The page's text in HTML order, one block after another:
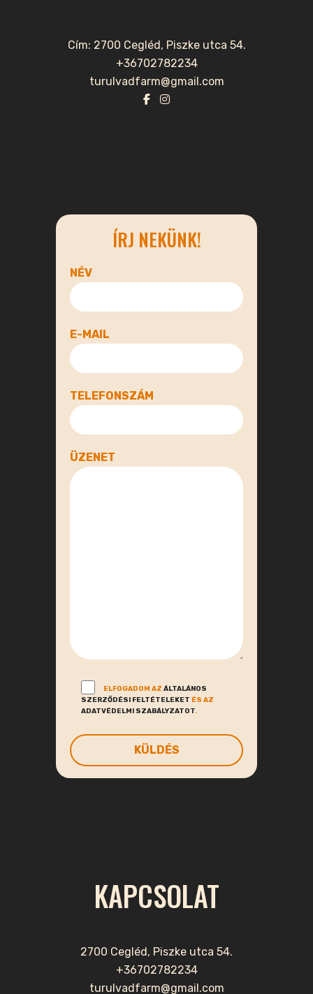
Cím: 2700 Cegléd, Piszke utca 54.
+36702782234
turulvadfarm@gmail.com
ÍRJ NEKÜNK!
NÉV
E-MAIL
TELEFONSZÁM
ÜZENET
ELFOGADOM AZ ÁLTALÁNOS
SZERZŐDÉSI FELTÉTELEKET ÉS AZ
ADATVÉDELMI SZABÁLYZATOT.
KAPCSOLAT
2700 Cegléd, Piszke utca 54.
+36702782234
turulvadfarm@gmail.com